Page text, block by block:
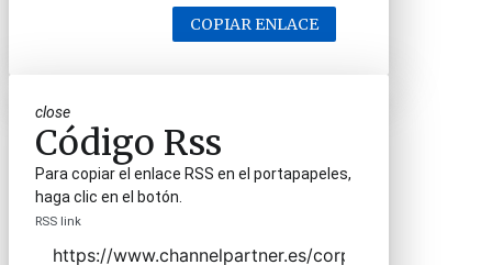
COPIAR ENLACE
close
Código Rss
Para copiar el enlace RSS en el portapapeles,
haga clic en el botón.
RSS link